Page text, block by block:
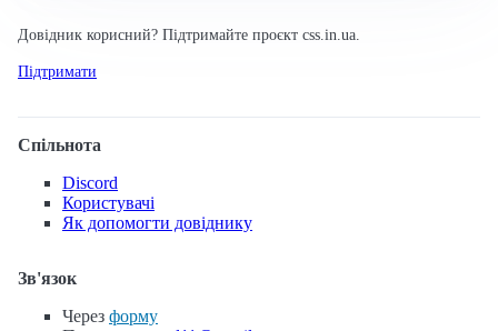
Довідник корисний? Підтримайте проєкт css.in.ua.
Підтримати
Спільнота
Discord
Користувачі
Як допомогти довіднику
Зв'язок
Через форму